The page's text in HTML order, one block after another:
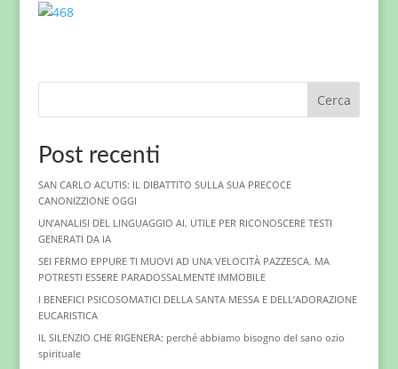
Cerca
Post recenti
SAN CARLO ACUTIS: IL DIBATTITO SULLA SUA PRECOCE
CANONIZZIONE OGGI
UN’ANALISI DEL LINGUAGGIO AI. UTILE PER RICONOSCERE TESTI
GENERATI DA IA
SEI FERMO EPPURE TI MUOVI AD UNA VELOCITÀ PAZZESCA. MA
POTRESTI ESSERE PARADOSSALMENTE IMMOBILE
I BENEFICI PSICOSOMATICI DELLA SANTA MESSA E DELL’ADORAZIONE
EUCARISTICA
IL SILENZIO CHE RIGENERA: perché abbiamo bisogno del sano ozio
spirituale